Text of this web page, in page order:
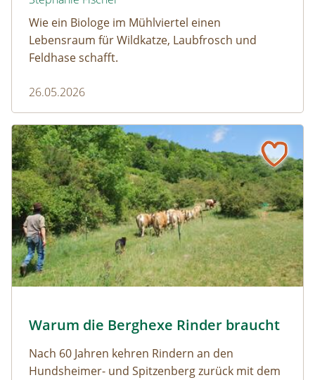
Wie ein Biologe im Mühlviertel einen
Lebensraum für Wildkatze, Laubfrosch und
Feldhase schafft.
26.05.2026
Naturmagazin: Warum die Berghexe Rinder braucht
Naturmagazin: Warum die Berghexe Rinder braucht
Warum die Berghexe Rinder braucht
Nach 60 Jahren kehren Rindern an den
Hundsheimer- und Spitzenberg zurück mit dem
Warum die Berghexe Rinder braucht